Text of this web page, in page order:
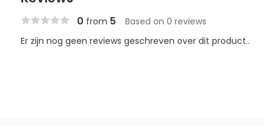
0 from 5 Based on 0 reviews
Er zijn nog geen reviews geschreven over dit product..